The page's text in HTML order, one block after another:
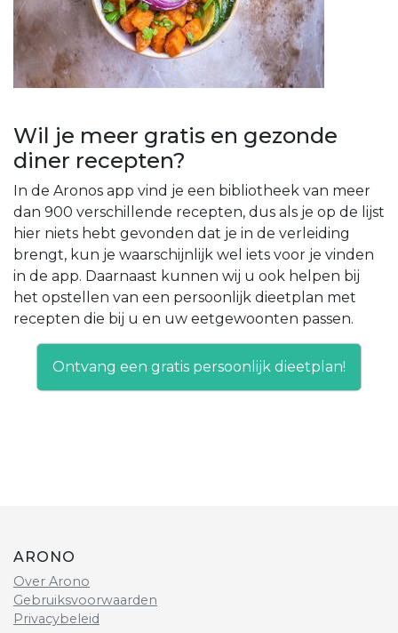
Wil je meer gratis en gezonde
diner recepten?
In de Aronos app vind je een bibliotheek van meer
dan 900 verschillende recepten, dus als je op de lijst
hier niets hebt gevonden dat je in de verleiding
brengt, kun je waarschijnlijk wel iets voor je vinden
in de app. Daarnaast kunnen wij u ook helpen bij
het opstellen van een persoonlijk dieetplan met
recepten die bij u en uw eetgewoonten passen.
Ontvang een gratis persoonlijk dieetplan!
ARONO
Over Arono
Gebruiksvoorwaarden
Privacybeleid